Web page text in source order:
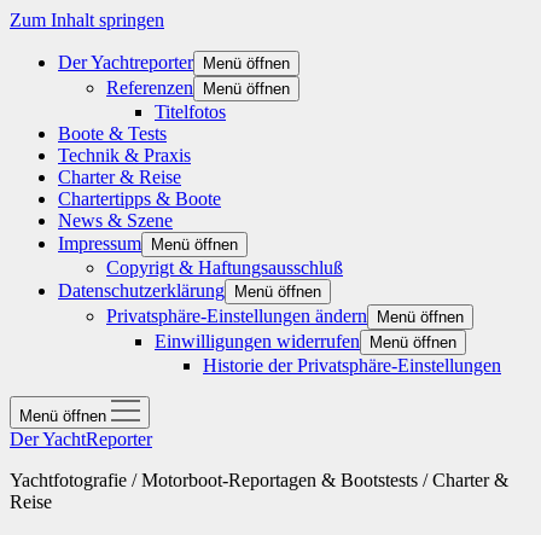
Zum Inhalt springen
Der Yachtreporter Menü öffnen
Referenzen Menü öffnen
Titelfotos
Boote & Tests
Technik & Praxis
Charter & Reise
Chartertipps & Boote
News & Szene
Impressum
Menü öffnen
Copyrigt & Haftungsausschluß
Datenschutzerklärung
Menü öffnen
Privatsphäre-Einstellungen ändern Menü öffnen
Einwilligungen widerrufen Menü öffnen
Historie der Privatsphäre-Einstellungen
Menü öffnen
Der YachtReporter
Yachtfotografie / Motorboot-Reportagen & Bootstests / Charter &
Reise